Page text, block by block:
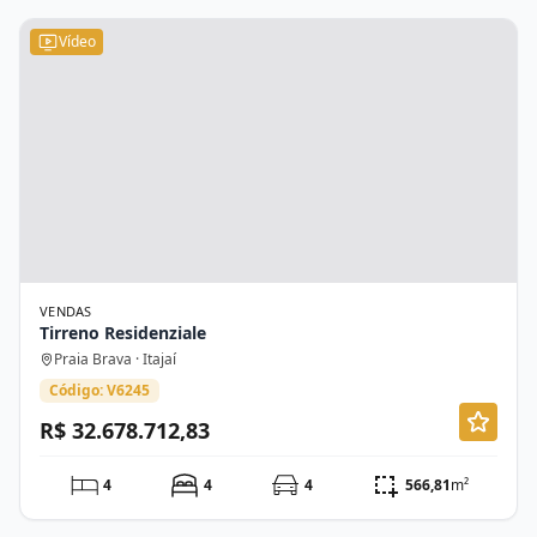
Vídeo
VENDAS
Tirreno Residenziale
Praia Brava · Itajaí
Código: V6245
R$ 32.678.712,83
4 4 4 566,81m²